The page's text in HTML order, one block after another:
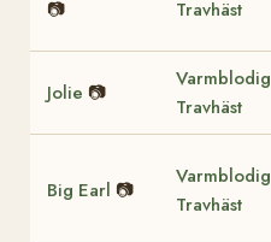
📷 Travhäst
Jolie 📷
Varmblodig
Travhäst
Big Earl 📷
Varmblodig
Travhäst